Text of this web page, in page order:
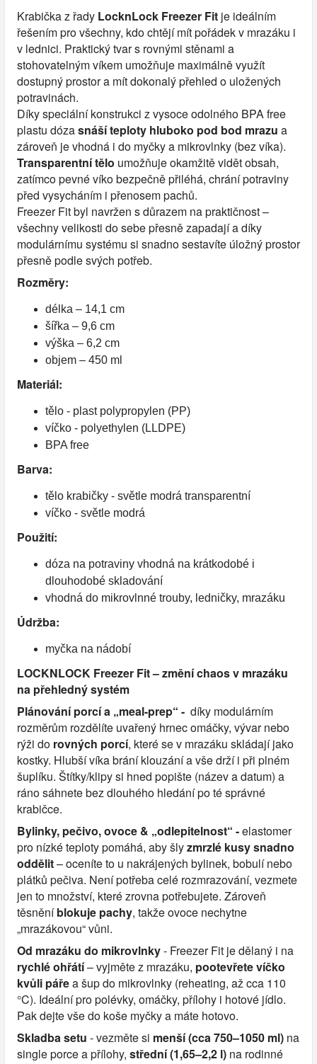
Krabička z řady LocknLock Freezer Fitje ideálním
řešením pro všechny, kdo chtějí mít pořádek v mrazáku i
v lednici. Praktický tvar s rovnými stěnami a
stohovatelným víkem umožňuje maximálně využít
dostupný prostor a mít dokonalý přehled o uložených
potravinách.
Díky speciální konstrukci z vysoce odolného BPA free
plastu dózasnáší teploty hluboko pod bod mrazu a
zároveň je vhodná i do myčky a mikrovlnky (bez víka).
Transparentní tělo umožňuje okamžitě vidět obsah,
zatímco pevné víko bezpečně přiléhá, chrání potraviny
před vysycháním i přenosem pachů.
Freezer Fit byl navržen s důrazem na praktičnost –
všechny velikosti do sebe přesně zapadají a díky
modulárnímu systému si snadno sestavíte úložný prostor
přesně podle svých potřeb.
Rozměry:
délka – 14,1 cm
šířka – 9,6 cm
výška – 6,2 cm
objem – 450 ml
Materiál:
tělo - plast polypropylen (PP)
víčko - polyethylen (LLDPE)
BPA free
Barva:
tělo krabičky - světle modrá transparentní
víčko - světle modrá
Použití:
dóza na potraviny vhodná na krátkodobé i
dlouhodobé skladování
vhodná do mikrovlnné trouby, ledničky, mrazáku
Údržba:
myčka na nádobí
LOCKNLOCK Freezer Fit – změní chaos v mrazáku
na přehledný systém
Plánování porcí a „meal-prep“ - díky modulárním
rozměrům rozdělíte uvařený hrnec omáčky, vývar nebo
rýži do rovných porcí, které se v mrazáku skládají jako
kostky. Hlubší víka brání klouzání a vše drží i při plném
šuplíku. Štítky/klipy si hned popište (název a datum) a
ráno sáhnete bez dlouhého hledání po té správné
krabičce.
Bylinky, pečivo, ovoce & „odlepitelnost“ -elastomer
pro nízké teploty pomáhá, aby šlyzmrzlé kusy snadno
oddělit– oceníte to u nakrájených bylinek, bobulí nebo
plátků pečiva. Není potřeba celé rozmrazování, vezmete
jen to množství, které zrovna potřebujete. Zároveň
těsněníblokuje pachy, takže ovoce nechytne
„mrazákovou“ vůni.
Od mrazáku do mikrovlnky- Freezer Fit je dělaný i na
rychlé ohřátí– vyjměte z mrazáku, pootevřete víčko
kvůli pářea šup do mikrovlnky (reheating, až cca 110
°C). Ideální pro polévky, omáčky, přílohy i hotové jídlo.
Pak dejte vše do koše myčky a máte hotovo.
Skladba setu - vezměte si menší (cca 750–1050 ml)na
single porce a přílohy, střední (1,65–2,2 l)na rodinné